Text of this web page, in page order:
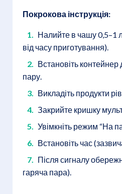
Покрокова інструкція:
Налийте в чашу 0,5–1
від часу приготування).
Встановіть
пару.
Викладіть продукти
Закрийте кришку
Увімкніть режим “На
Встановіть час
Після сигналу
гаряча пара).